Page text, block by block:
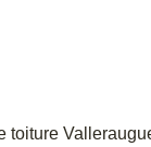
toiture